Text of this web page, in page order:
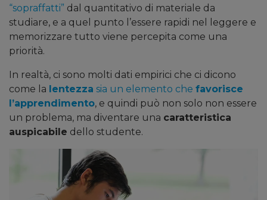
“sopraffatti” dal quantitativo di materiale da
studiare, e a quel punto l’essere rapidi nel leggere e
memorizzare tutto viene percepita come una
priorità.
In realtà, ci sono molti dati empirici che ci dicono
come la lentezza sia un elemento che favorisce
l’apprendimento, e quindi può non solo non essere
un problema, ma diventare una caratteristica
auspicabile dello studente.